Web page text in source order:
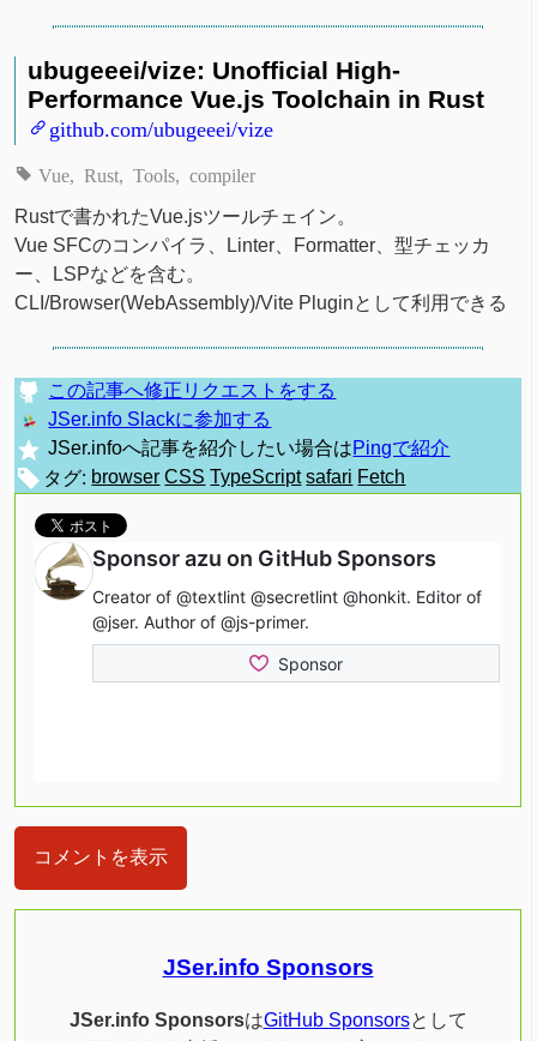
ubugeeei/vize: Unofficial High-
Performance Vue.js Toolchain in Rust
github.com/ubugeeei/vize
Vue Rust Tools compiler
Rustで書かれたVue.jsツールチェイン。
Vue SFCのコンパイラ、Linter、Formatter、型チェッカ
ー、LSPなどを含む。
CLI/Browser(WebAssembly)/Vite Pluginとして利用できる
この記事へ修正リクエストをする
JSer.info Slackに参加する
JSer.infoへ記事を紹介したい場合はPingで紹介
タグ: browser CSS TypeScript safari Fetch
コメントを表示
JSer.info Sponsors
JSer.info SponsorsはGitHub Sponsorsとして